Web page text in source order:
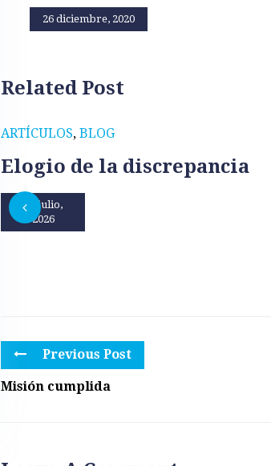
26 diciembre, 2020
Related Post
ARTÍCULOS, BLOG
Elogio de la discrepancia
31 julio,
2026
Previous Post
Misión cumplida